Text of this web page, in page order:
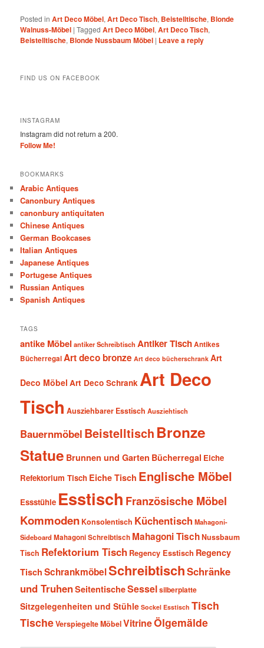
Posted in Art Deco Möbel,Art Deco Tisch, Beistelltische, Blonde
Walnuss-Möbel |Tagged Art Deco Möbel,Art Deco Tisch,
Beistelltische, Blonde Nussbaum Möbel | Leave a reply
FIND US ON FACEBOOK
INSTAGRAM
Instagram did not return a 200.
Follow Me!
BOOKMARKS
Arabic Antiques
Canonbury Antiques
canonbury antiquitaten
Chinese Antiques
German Bookcases
Italian Antiques
Japanese Antiques
Portugese Antiques
Russian Antiques
Spanish Antiques
TAGS
antike Möbel antiker Schreibtisch Antiker TischAntikes
BücherregalArt deco bronze Art deco bücherschrank Art
Deco Möbel Art Deco Schrank Art Deco
Tisch Ausziehbarer Esstisch Ausziehtisch
Bauernmöbel Beistelltisch Bronze
Statue Brunnen und Garten Bücherregal Eiche
Refektorium Tisch Eiche Tisch Englische Möbel
Essstühle Esstisch Französische Möbel
Kommoden Konsolentisch Küchentisch Mahagoni-
SideboardMahagoni Schreibtisch Mahagoni TischNussbaum
Tisch Refektorium Tisch Regency Esstisch Regency
Tisch SchrankmöbelSchreibtischSchränke
und TruhenSeitentischeSesselsilberplatte
Sitzgelegenheiten und Stühle Sockel Esstisch Tisch
TischeVerspiegelte MöbelVitrineÖlgemälde